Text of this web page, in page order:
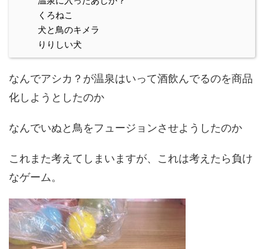
くろねこ
犬と鳥のキメラ
りりしい犬
なんでアシカ？が温泉はいって酒飲んでるのを商品
化しようとしたのか
なんでいぬと鳥をフュージョンさせようしたのか
これまた考えてしまいますが、これは考えたら負け
なゲーム。